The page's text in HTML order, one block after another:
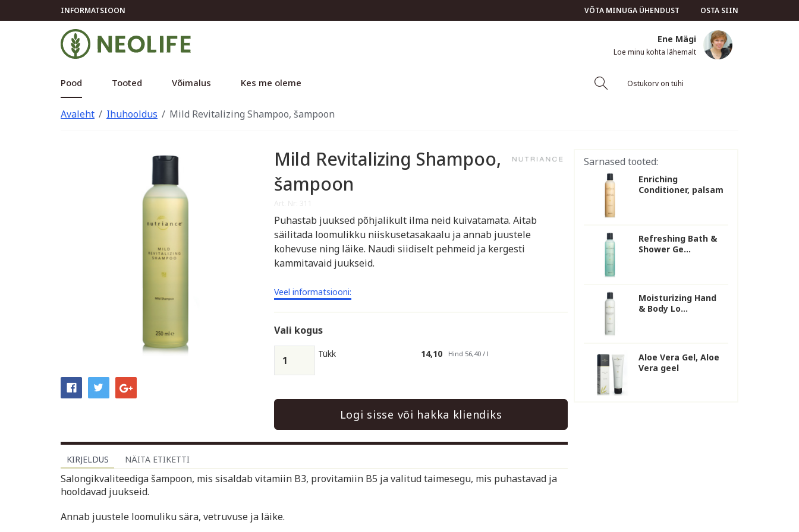
OSTA SIIN
VÕTA MINUGA ÜHENDUST
INFORMATSIOON
Ene Mägi
Loe minu kohta lähemalt
Ostukorv on tühi
Pood Tooted Võimalus Kes me oleme
Avaleht Ihuhooldus Mild Revitalizing Shampoo, šampoon
Mild Revitalizing Shampoo,
šampoon
Puhastab juuksed põhjalikult ilma neid kuivatamata. Aitab
säilitada loomulikku niiskusetasakaalu ja annab juustele
kohevuse ning läike. Naudi siidiselt pehmeid ja kergesti
kammitavaid juukseid.
Veel informatsiooni:
Vali kogus
Tükk 14,10 Hind 56,40 / l
Logi sisse või hakka kliendiks
KIRJELDUS NÄITA ETIKETTI
Salongikvaliteediga šampoon, mis sisaldab vitamiin B3, provitamiin B5 ja valitud taimesegu, mis puhastavad ja
hooldavad juukseid.
Annab juustele loomuliku sära, vetruvuse ja läike.
Sarnased tooted:
Enriching
Conditioner, palsam
Refreshing Bath &
Shower Ge...
Moisturizing Hand
& Body Lo...
Aloe Vera Gel, Aloe
Vera geel